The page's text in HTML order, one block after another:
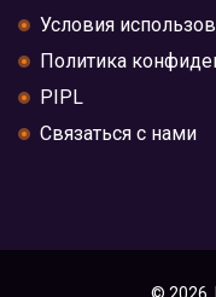
Условия
Политика
PIPL
Связаться с нами